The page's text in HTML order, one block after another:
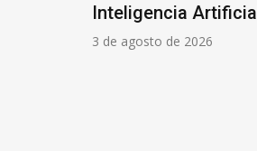
Inteligencia Artificial
3 de agosto de 2026